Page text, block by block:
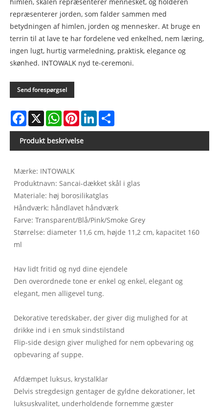
repræsenterer jorden, som falder sammen med
betydningen af ​​himlen, jorden og mennesker. At bruge en
terrin til at lave te har fordelene ved enkelhed, nem læring,
ingen lugt, hurtig varmeledning, praktisk, elegance og
skønhed. INTOWALK nyd te-ceremoni.
Send forespørgsel
Facebook
X WhatsAppPinterestLinkedIn
Produkt beskrivelse
Mærke: INTOWALK
Produktnavn: Sancai-dækket skål i glas
Materiale: høj borosilikatglas
Håndværk: håndlavet håndværk
Farve: Transparent/Blå/Pink/Smoke Grey
Størrelse: diameter 11,6 cm, højde 11,2 cm, kapacitet 160
ml
Hav lidt fritid og nyd dine ejendele
Den overordnede tone er enkel og enkel, elegant og
elegant, men alligevel tung.
Dekorative teredskaber, der giver dig mulighed for at
drikke ind i en smuk sindstilstand
Flip-side design giver mulighed for nem opbevaring og
opbevaring af suppe.
Afdæmpet luksus, krystalklar
Delvis stregdesign gentager de gyldne dekorationer, let
luksuskvalitet, underholdende fornemme gæster